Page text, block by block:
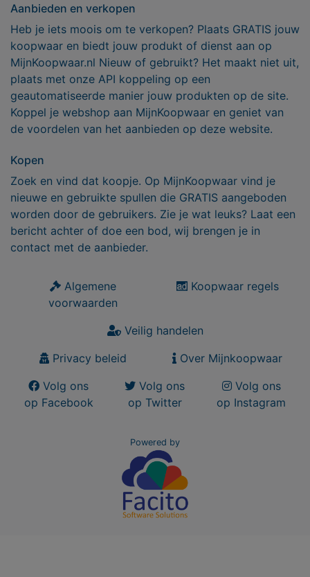
Aanbieden en verkopen
Heb je iets moois om te verkopen? Plaats GRATIS jouw
koopwaar en biedt jouw produkt of dienst aan op
MijnKoopwaar.nl Nieuw of gebruikt? Het maakt niet uit,
plaats met onze API koppeling op een
geautomatiseerde manier jouw produkten op de site.
Koppel je webshop aan MijnKoopwaar en geniet van
de voordelen van het aanbieden op deze website.
Kopen
Zoek en vind dat koopje. Op MijnKoopwaar vind je
nieuwe en gebruikte spullen die GRATIS aangeboden
worden door de gebruikers. Zie je wat leuks? Laat een
bericht achter of doe een bod, wij brengen je in
contact met de aanbieder.
Algemene
voorwaarden
Koopwaar regels
Veilig handelen
Privacy beleid
Over Mijnkoopwaar
Volg ons
op Facebook
Volg ons
op Twitter
Volg ons
op Instagram
Powered by